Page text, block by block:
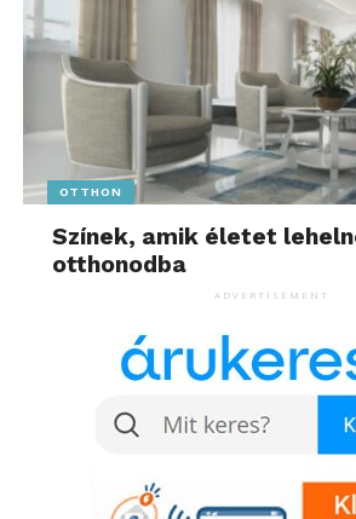
OTTHON
Színek, amik életet
otthonodba
ADVERTISEMENT